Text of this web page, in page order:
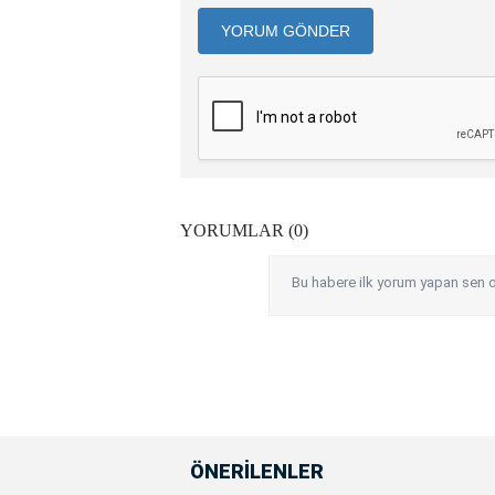
YORUM GÖNDER
YORUMLAR (0)
Bu habere ilk yorum yapan sen
ÖNERİLENLER